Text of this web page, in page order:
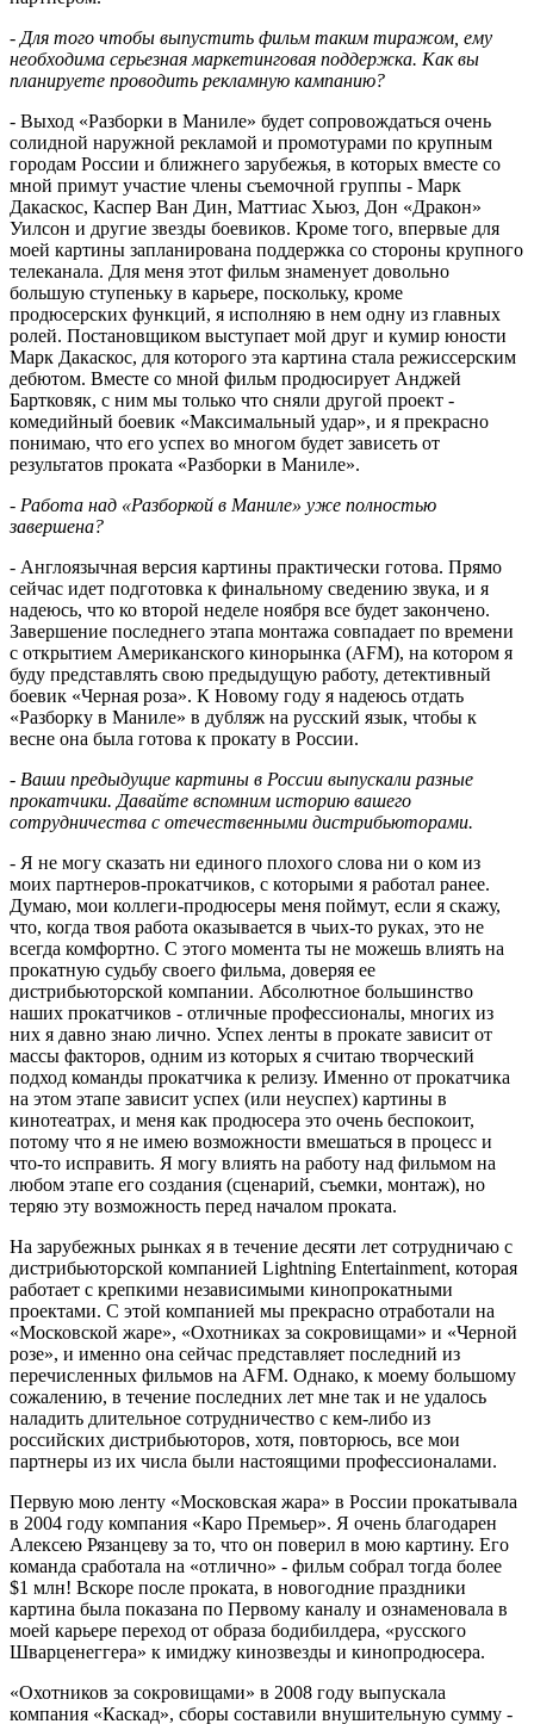
- Для того чтобы выпустить фильм таким тиражом, ему
необходима серьезная маркетинговая поддержка. Как вы
планируете проводить рекламную кампанию?
- Выход «Разборки в Маниле» будет сопровождаться очень
солидной наружной рекламой и промотурами по крупным
городам России и ближнего зарубежья, в которых вместе со
мной примут участие члены съемочной группы - Марк
Дакаскос, Каспер Ван Дин, Маттиас Хьюз, Дон «Дракон»
Уилсон и другие звезды боевиков. Кроме того, впервые для
моей картины запланирована поддержка со стороны крупного
телеканала. Для меня этот фильм знаменует довольно
большую ступеньку в карьере, поскольку, кроме
продюсерских функций, я исполняю в нем одну из главных
ролей. Постановщиком выступает мой друг и кумир юности
Марк Дакаскос, для которого эта картина стала режиссерским
дебютом. Вместе со мной фильм продюсирует Анджей
Бартковяк, с ним мы только что сняли другой проект -
комедийный боевик «Максимальный удар», и я прекрасно
понимаю, что его успех во многом будет зависеть от
результатов проката «Разборки в Маниле».
- Работа над «Разборкой в Маниле» уже полностью
завершена?
- Англоязычная версия картины практически готова. Прямо
сейчас идет подготовка к финальному сведению звука, и я
надеюсь, что ко второй неделе ноября все будет закончено.
Завершение последнего этапа монтажа совпадает по времени
с открытием Американского кинорынка (AFM), на котором я
буду представлять свою предыдущую работу, детективный
боевик «Черная роза». К Новому году я надеюсь отдать
«Разборку в Маниле» в дубляж на русский язык, чтобы к
весне она была готова к прокату в России.
- Ваши предыдущие картины в России выпускали разные
прокатчики. Давайте вспомним историю вашего
сотрудничества с отечественными дистрибьюторами.
- Я не могу сказать ни единого плохого слова ни о ком из
моих партнеров-прокатчиков, с которыми я работал ранее.
Думаю, мои коллеги-продюсеры меня поймут, если я скажу,
что, когда твоя работа оказывается в чьих-то руках, это не
всегда комфортно. С этого момента ты не можешь влиять на
прокатную судьбу своего фильма, доверяя ее
дистрибьюторской компании. Абсолютное большинство
наших прокатчиков - отличные профессионалы, многих из
них я давно знаю лично. Успех ленты в прокате зависит от
массы факторов, одним из которых я считаю творческий
подход команды прокатчика к релизу. Именно от прокатчика
на этом этапе зависит успех (или неуспех) картины в
кинотеатрах, и меня как продюсера это очень беспокоит,
потому что я не имею возможности вмешаться в процесс и
что-то исправить. Я могу влиять на работу над фильмом на
любом этапе его создания (сценарий, съемки, монтаж), но
теряю эту возможность перед началом проката.
На зарубежных рынках я в течение десяти лет сотрудничаю с
дистрибьюторской компанией Lightning Entertainment, которая
работает с крепкими независимыми кинопрокатными
проектами. С этой компанией мы прекрасно отработали на
«Московской жаре», «Охотниках за сокровищами» и «Черной
розе», и именно она сейчас представляет последний из
перечисленных фильмов на AFM. Однако, к моему большому
сожалению, в течение последних лет мне так и не удалось
наладить длительное сотрудничество с кем-либо из
российских дистрибьюторов, хотя, повторюсь, все мои
партнеры из их числа были настоящими профессионалами.
Первую мою ленту «Московская жара» в России прокатывала
в 2004 году компания «Каро Премьер». Я очень благодарен
Алексею Рязанцеву за то, что он поверил в мою картину. Его
команда сработала на «отлично» - фильм собрал тогда более
$1 млн! Вскоре после проката, в новогодние праздники
картина была показана по Первому каналу и ознаменовала в
моей карьере переход от образа бодибилдера, «русского
Шварценеггера» к имиджу кинозвезды и кинопродюсера.
«Охотников за сокровищами» в 2008 году выпускала
компания «Каскад», сборы составили внушительную сумму -